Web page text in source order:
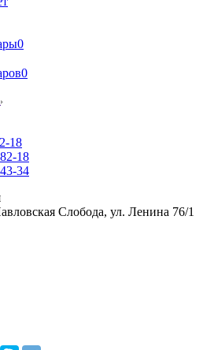
0
0
18
18
34
Слобода, ул. Ленина 76/1